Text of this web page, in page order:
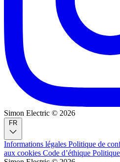
Simon Electric © 2026
Informations légales Politique de
aux cookies Code d’éthique